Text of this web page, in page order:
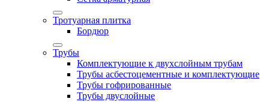
Тротуарная плитка
Бордюр
Трубы
Комплектующие к двухслойным трубам
Трубы асбестоцементные и комплектующие
Трубы гофрированные
Трубы двуслойные